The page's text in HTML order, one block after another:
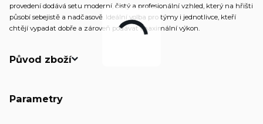
provedení dodává setu moderní, čistý a profesionální vzhled, který na hřišti
působí sebejistě a nadčasově. Ideální volba pro týmy i jednotlivce, kteří
chtějí vypadat dobře a zároveň podávat maximální výkon.
Původ zboží
Parametry